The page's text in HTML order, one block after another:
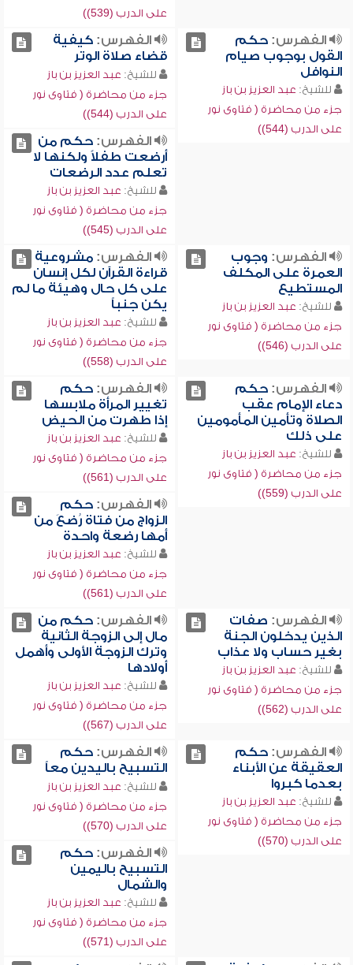
على الدرب (539))
الفهرس:حكم
القول بوجوب صيام
النوافل
للشيخ: عبد العزيز بن باز
جزء من محاضرة ( فتاوى نور
على الدرب (544))
الفهرس:كيفية
قضاء صلاة الوتر
للشيخ: عبد العزيز بن باز
جزء من محاضرة ( فتاوى نور
على الدرب (544))
الفهرس:حكم من
أرضعت طفلاً ولكنها لا
تعلم عدد الرضعات
للشيخ: عبد العزيز بن باز
جزء من محاضرة ( فتاوى نور
على الدرب (545))
الفهرس: وجوب
العمرة على المكلف
المستطيع
للشيخ: عبد العزيز بن باز
جزء من محاضرة ( فتاوى نور
على الدرب (546))
الفهرس:مشروعية
قراءة القرآن لكل إنسان
على كل حال وهيئة ما لم
يكن جنباً
للشيخ: عبد العزيز بن باز
جزء من محاضرة ( فتاوى نور
على الدرب (558))
الفهرس:حكم
دعاء الإمام عقب
الصلاة وتأمين المأمومين
على ذلك
للشيخ: عبد العزيز بن باز
جزء من محاضرة ( فتاوى نور
على الدرب (559))
الفهرس:حكم
تغيير المرأة ملابسها
إذا طهرت من الحيض
للشيخ: عبد العزيز بن باز
جزء من محاضرة ( فتاوى نور
على الدرب (561))
الفهرس:حكم
الزواج من فتاة رُضعَ من
أمها رضعة واحدة
للشيخ: عبد العزيز بن باز
جزء من محاضرة ( فتاوى نور
على الدرب (561))
الفهرس: صفات
الذين يدخلون الجنة
بغير حساب ولا عذاب
للشيخ: عبد العزيز بن باز
جزء من محاضرة ( فتاوى نور
على الدرب (562))
الفهرس:حكم من
مال إلى الزوجة الثانية
وترك الزوجة الأولى وأهمل
أولادها
للشيخ: عبد العزيز بن باز
جزء من محاضرة ( فتاوى نور
على الدرب (567))
الفهرس:حكم
العقيقة عن الأبناء
بعدما كبروا
للشيخ: عبد العزيز بن باز
جزء من محاضرة ( فتاوى نور
على الدرب (570))
الفهرس:حكم
التسبيح باليدين معاً
للشيخ: عبد العزيز بن باز
جزء من محاضرة ( فتاوى نور
على الدرب (570))
الفهرس:حكم
التسبيح باليمين
والشمال
للشيخ: عبد العزيز بن باز
جزء من محاضرة ( فتاوى نور
على الدرب (571))